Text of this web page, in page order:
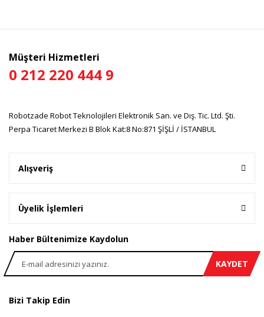
Müşteri Hizmetleri
0 212 220 444 9
Robotzade Robot Teknolojileri Elektronik San. ve Dış. Tic. Ltd. Şti.
Perpa Ticaret Merkezi B Blok Kat:8 No:871 ŞİŞLİ / İSTANBUL
Alışveriş
Üyelik İşlemleri
Haber Bültenimize Kaydolun
KAYDET
Bizi Takip Edin